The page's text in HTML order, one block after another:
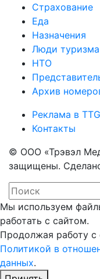
Страхование
Еда
Назначения
Люди туризма
НТО
Архив
Реклама в
Контакты
© ООО «Трэвэл
защищены.
Мы используем
работать с сайтом.
Продолжая работу с
Политикой в
данных.